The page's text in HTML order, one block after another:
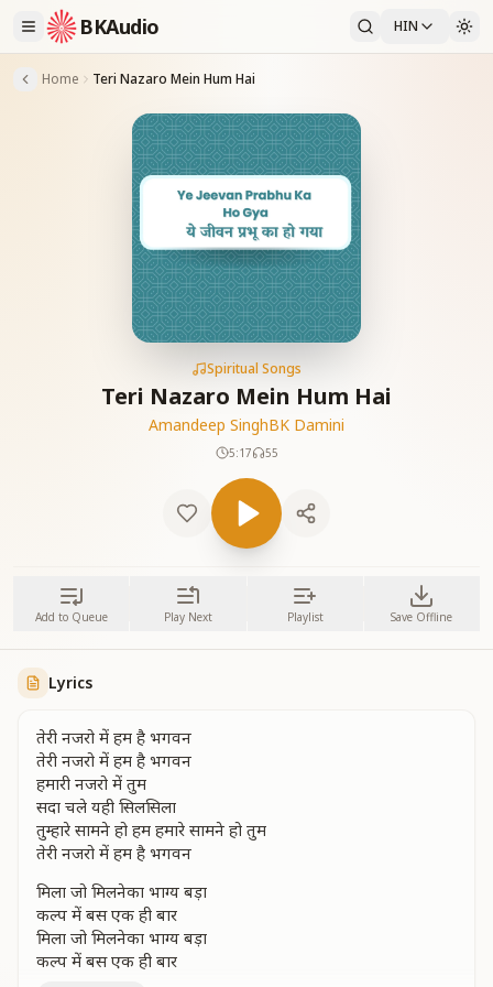
BKAudio HIN
Home Teri Nazaro Mein Hum Hai
Spiritual Songs
Teri Nazaro Mein Hum Hai
Amandeep SinghBK Damini
5:17 55
Add to Queue Play Next Playlist Save Offline
Lyrics
तेरी नजरो में हम है भगवन
तेरी नजरो में हम है भगवन
हमारी नजरो में तुम
सदा चले यही सिलसिला
तुम्हारे सामने हो हम हमारे सामने हो तुम
तेरी नजरो में हम है भगवन
मिला जो मिलनेका भाग्य बड़ा
कल्प में बस एक ही बार
मिला जो मिलनेका भाग्य बड़ा
कल्प में बस एक ही बार